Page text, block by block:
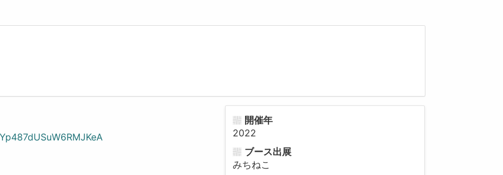
開催年
2022
ブース出展
みちねこ